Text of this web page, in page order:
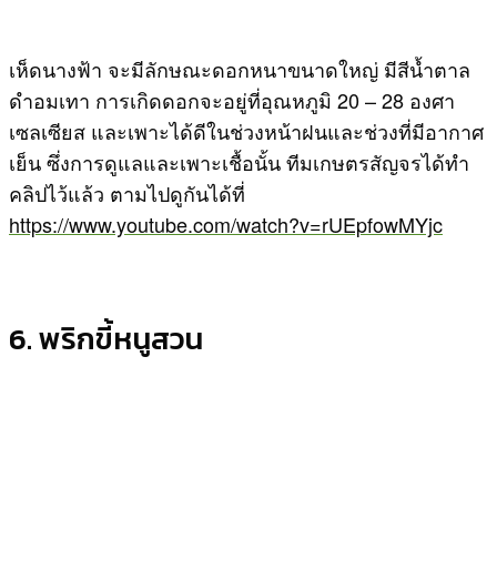
เห็ดนางฟ้า จะมีลักษณะดอกหนาขนาดใหญ่ มีสีน้ำตาล
ดำอมเทา การเกิดดอกจะอยู่ที่อุณหภูมิ 20 – 28 องศา
เซลเซียส และเพาะได้ดีในช่วงหน้าฝนและช่วงที่มีอากาศ
เย็น ซึ่งการดูแลและเพาะเชื้อนั้น ทีมเกษตรสัญจรได้ทำ
คลิปไว้แล้ว ตามไปดูกันได้ที่
https://www.youtube.com/watch?v=rUEpfowMYjc
6. พริกขี้หนูสวน